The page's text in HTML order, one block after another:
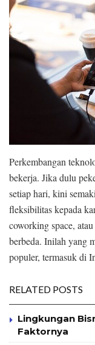
Perkembangan
bekerja. Jika dulu
setiap hari, kini
fleksibilitas kepada
coworking space,
berbeda. Inilah yang
populer, termasuk di
RELATED POSTS
Lingkungan
Faktornya